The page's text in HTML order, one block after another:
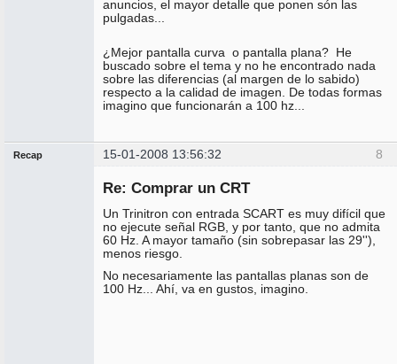
anuncios, el mayor detalle que ponen són las
pulgadas...
¿Mejor pantalla curva o pantalla plana? He
buscado sobre el tema y no he encontrado nada
sobre las diferencias (al margen de lo sabido)
respecto a la calidad de imagen. De todas formas
imagino que funcionarán a 100 hz...
8
Recap 15-01-2008 13:56:32
Re: Comprar un CRT
Un Trinitron con entrada SCART es muy difícil que
no ejecute señal RGB, y por tanto, que no admita
60 Hz. A mayor tamaño (sin sobrepasar las 29''),
menos riesgo.
No necesariamente las pantallas planas son de
100 Hz... Ahí, va en gustos, imagino.